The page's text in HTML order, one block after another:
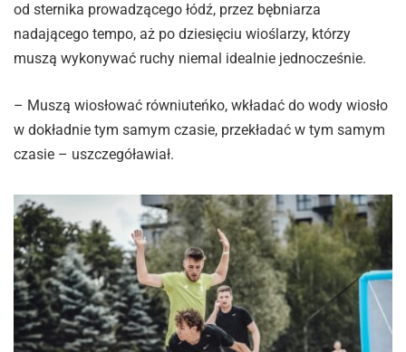
od sternika prowadzącego łódź, przez bębniarza
nadającego tempo, aż po dziesięciu wioślarzy, którzy
muszą wykonywać ruchy niemal idealnie jednocześnie.
– Muszą wiosłować równiuteńko, wkładać do wody wiosło
w dokładnie tym samym czasie, przekładać w tym samym
czasie – uszczegóławiał.